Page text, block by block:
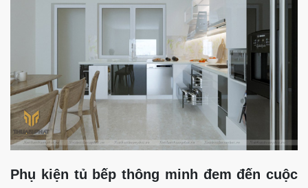
Phụ kiện tủ bếp thông minh đem đến cuộc